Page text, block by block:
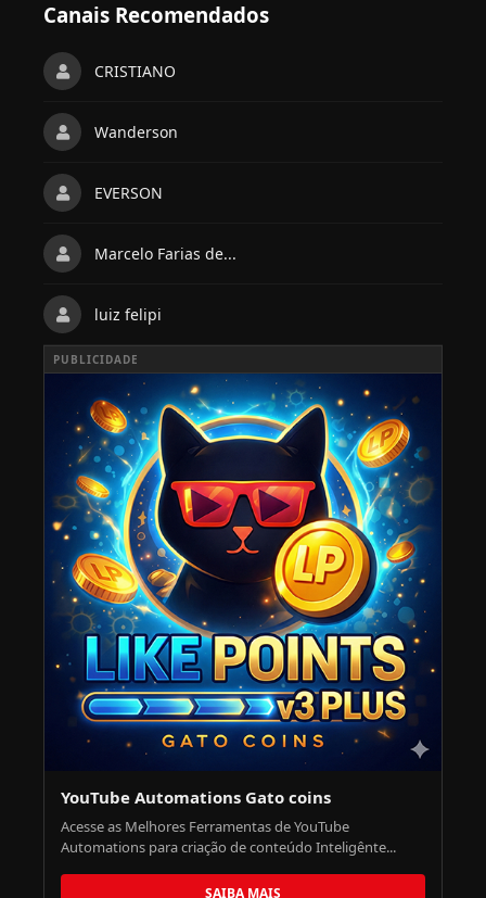
Canais Recomendados
CRISTIANO
Wanderson
EVERSON
Marcelo Farias de...
luiz felipi
PUBLICIDADE
YouTube Automations Gato coins
Acesse as Melhores Ferramentas de YouTube
Automations para criação de conteúdo Inteligênte...
SAIBA MAIS